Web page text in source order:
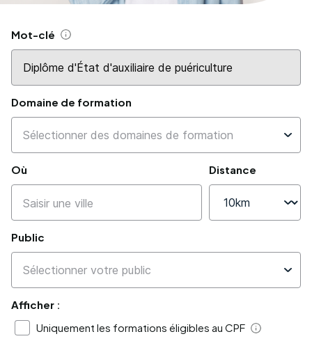
Mot-clé Aide
Domaine de formation
Où Distance
Public
Afficher :
Uniquement les formations éligibles au CPF
Aide